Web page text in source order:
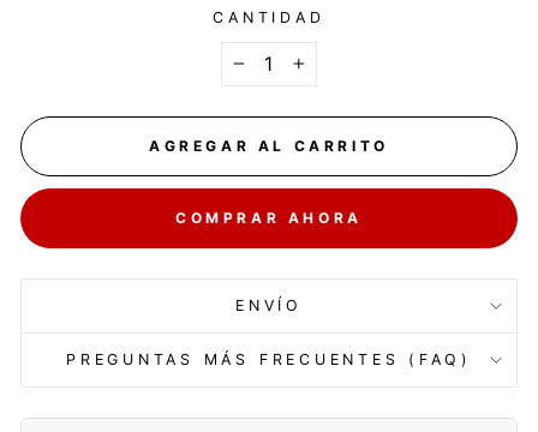
CANTIDAD
+
AGREGAR AL CARRITO
COMPRAR AHORA
ENVÍO
PREGUNTAS MÁS FRECUENTES (FAQ)